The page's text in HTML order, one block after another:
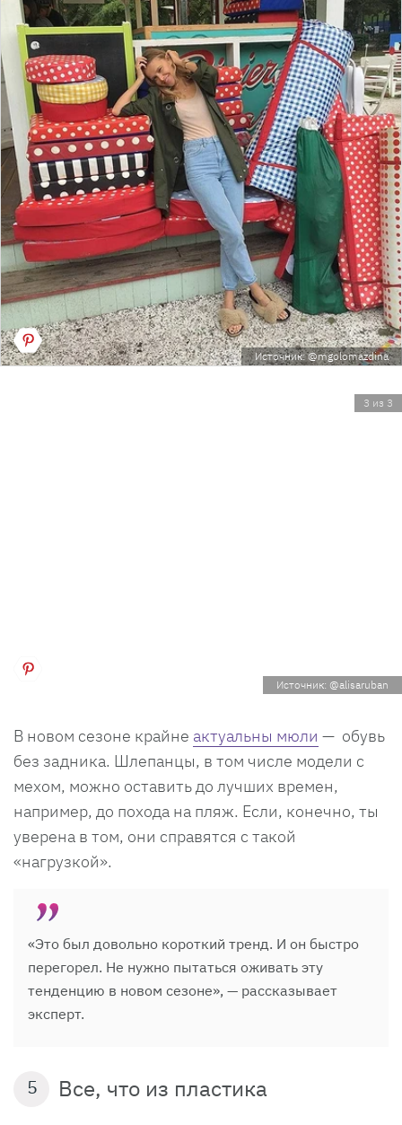
Источник: @mgolomazdina
3 из 3
Источник: @alisaruban
В новом сезоне крайне актуальны мюли — обувь
без задника. Шлепанцы, в том числе модели с
мехом, можно оставить до лучших времен,
например, до похода на пляж. Если, конечно, ты
уверена в том, они справятся с такой
«нагрузкой».
«Это был довольно короткий тренд. И он быстро
перегорел. Не нужно пытаться оживать эту
тенденцию в новом сезоне», — рассказывает
эксперт.
5 Все, что из пластика